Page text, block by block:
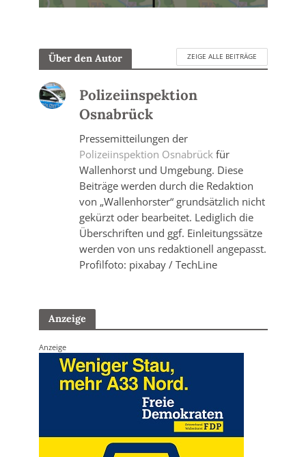
Über den Autor ZEIGE ALLE BEITRÄGE
Polizeiinspektion
Osnabrück
Pressemitteilungen der
Polizeiinspektion Osnabrück für
Wallenhorst und Umgebung. Diese
Beiträge werden durch die Redaktion
von „Wallenhorster“ grundsätzlich nicht
gekürzt oder bearbeitet. Lediglich die
Überschriften und ggf. Einleitungssätze
werden von uns redaktionell angepasst.
Profilfoto: pixabay / TechLine
Anzeige
Anzeige